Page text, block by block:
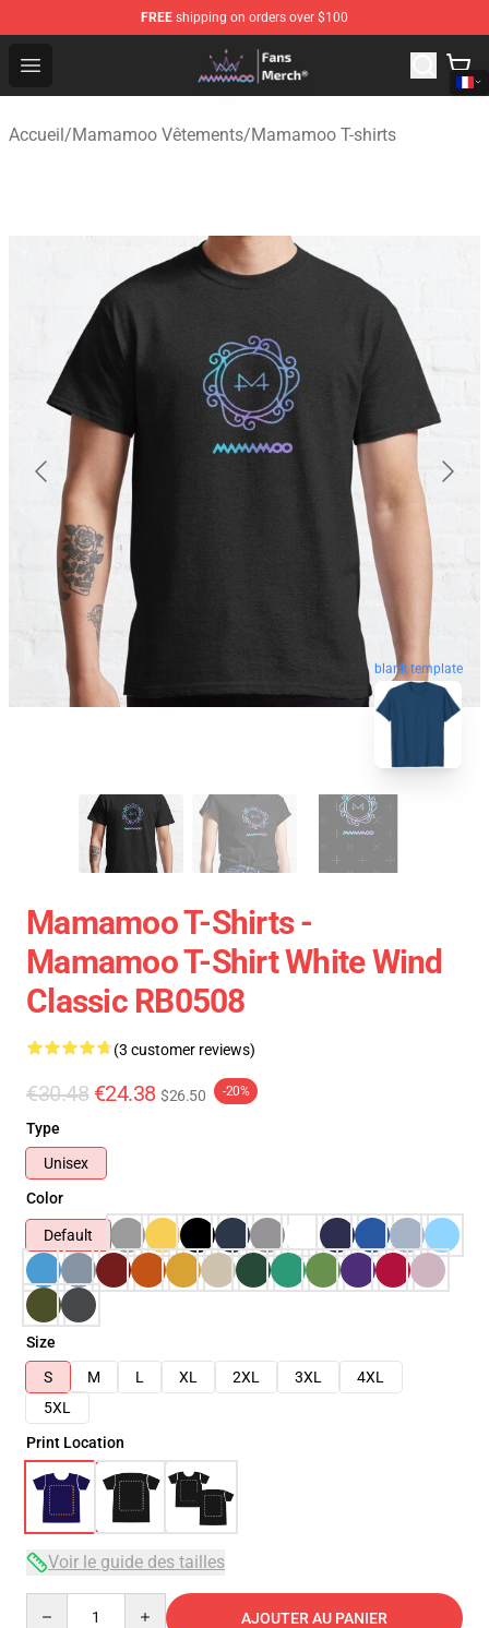
FREE shipping on orders over $100
Open menu
Mamamoo Store - Official Mamamoo Merchandise Shop
Accueil/Mamamoo Vêtements/Mamamoo T-shirts
blank template
Mamamoo T-Shirts -
Mamamoo T-Shirt White Wind
Classic RB0508
(3 customer reviews)
€30.48 €24.38 $26.50 -20%
Type
Unisex
Color
Default
Size
S
M L XL 2XL 3XL
4XL
5XL
Print Location
Voir le guide des tailles
AJOUTER AU PANIER